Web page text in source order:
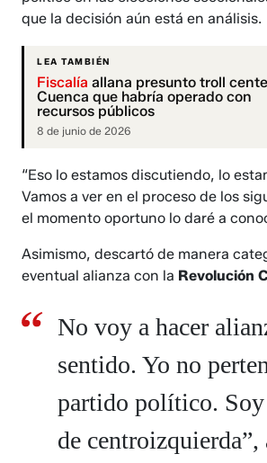
que la decisión aún está en análisis.
LEA TAMBIÉN
Fiscalía allana presunto troll
Cuenca que habría operado con
recursos públicos
8 de junio de 2026
“Eso lo estamos discutiendo, lo
Vamos a ver en el proceso de los
el momento oportuno lo daré a
Asimismo, descartó de manera
eventual alianza con la Revolución
No voy a hacer
sentido. Yo no
partido político.
de